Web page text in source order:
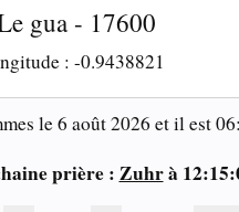
gua - 17600
: -0.9438821
le6 août 2026 et il est
prière : Zuhrà